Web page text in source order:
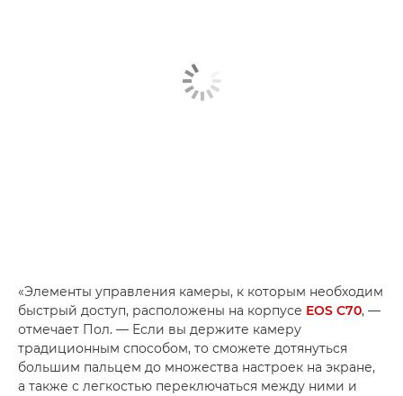
«Элементы управления камеры, к которым необходим
быстрый доступ, расположены на корпусе EOS C70, —
отмечает Пол. — Если вы держите камеру
традиционным способом, то сможете дотянуться
большим пальцем до множества настроек на экране,
а также с легкостью переключаться между ними и